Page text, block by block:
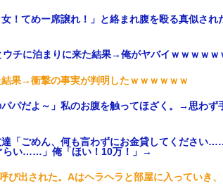
！てめー席譲れ！」と絡まれ腹を殴る真似され
チに泊まりに来た結果→俺がヤバイｗｗｗｗｗ
果→衝撃の事実が判明したｗｗｗｗｗｗ
パだよ～」私のお腹を触ってほざく。→思わず
達「ごめん、何も言わずにお金貸してください
らい……」俺「ほい！10万！」→
び出された。Aはヘラヘラと部屋に入っていき